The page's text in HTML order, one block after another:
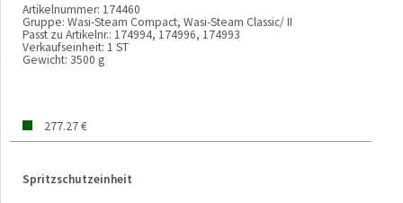
Artikelnummer: 174460
Gruppe: Wasi-Steam Compact, Wasi-Steam Classic/ II
Passt zu Artikelnr.: 174994, 174996, 174993
Verkaufseinheit: 1 ST
Gewicht: 3500 g
277.27 €
Spritzschutzeinheit